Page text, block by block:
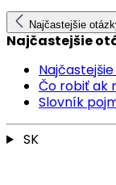
Najčastejšie
Najčastejšie
Čo robiť ak
Slovník
SK